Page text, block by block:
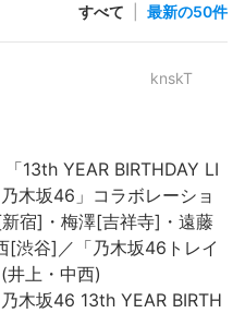
すべて 最新の50件
knskT
13th YEAR BIRTHDAY LI
木坂46」コラボレーショ
宿]・梅澤[吉祥寺]・遠藤
[渋谷]／「乃木坂46トレイ
井上・中西)
木坂46 13th YEAR BIRTH